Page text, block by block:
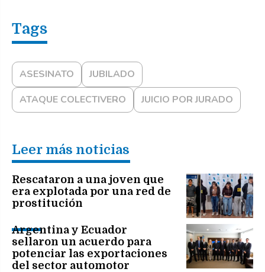
ASESINATO
JUBILADO
ATAQUE COLECTIVERO
JUICIO POR JURADO
Leer más noticias
Rescataron a una joven que
era explotada por una red de
prostitución
Argentina y Ecuador
sellaron un acuerdo para
potenciar las exportaciones
del sector automotor